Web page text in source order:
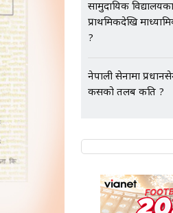
सामुदायिक
प्राथमिकदेखि
?
नेपाली सेनामा
कसको तलब कति ?